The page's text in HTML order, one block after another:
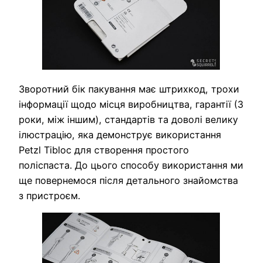
Зворотний бік пакування має штрихкод, трохи
інформації щодо місця виробництва, гарантії (3
роки, між іншим), стандартів та доволі велику
ілюстрацію, яка демонструє використання
Petzl Tibloc для створення простого
поліспаста. До цього способу використання ми
ще повернемося після детального знайомства
з пристроєм.